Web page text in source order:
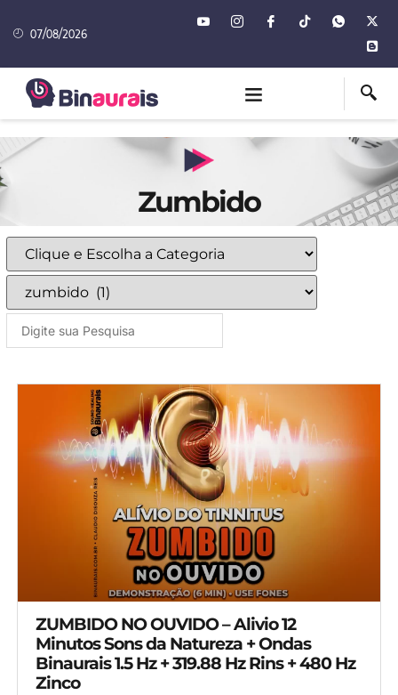
07/08/2026
Zumbido
ZUMBIDO NO OUVIDO – Alivio 12
Minutos Sons da Natureza + Ondas
Binaurais 1.5 Hz + 319.88 Hz Rins + 480 Hz
Zinco